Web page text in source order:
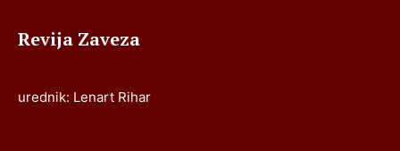
Revija Zaveza
urednik: Lenart Rihar